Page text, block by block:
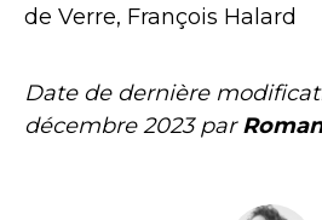
de Verre, François Halard
Date de dernière
décembre 2023par